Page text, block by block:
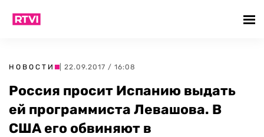
НОВОСТИ | 22.09.2017 / 16:08
Россия просит Испанию выдать
ей программиста Левашова. В
США его обвиняют в